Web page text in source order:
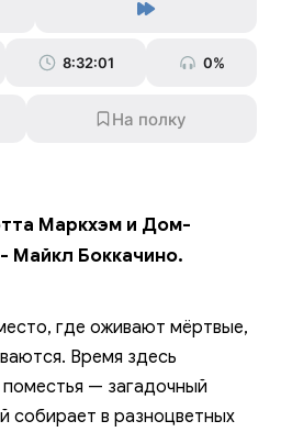
8:32:01 0%
Маркхэм и Дом-
Майкл Боккачино.
где оживают мёртвые,
Время здесь
— загадочный
собирает в разноцветных